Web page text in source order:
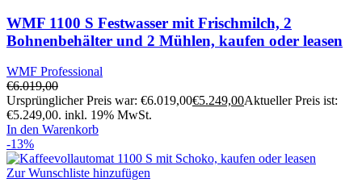
WMF 1100 S Festwasser mit Frischmilch, 2
Bohnenbehälter und 2 Mühlen, kaufen oder leasen
WMF Professional
€6.019,00
Ursprünglicher Preis war: €6.019,00€5.249,00Aktueller Preis ist:
€5.249,00. inkl. 19% MwSt.
In den Warenkorb
-13%
Zur Wunschliste hinzufügen